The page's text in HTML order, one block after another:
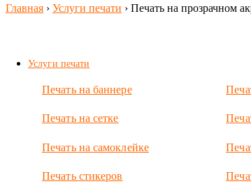
Услуги печати
Печать на баннере
Печать на сетке
Печать на самоклейке
Печать стикеров
Главная › Услуги печати › Печать на прозрачном